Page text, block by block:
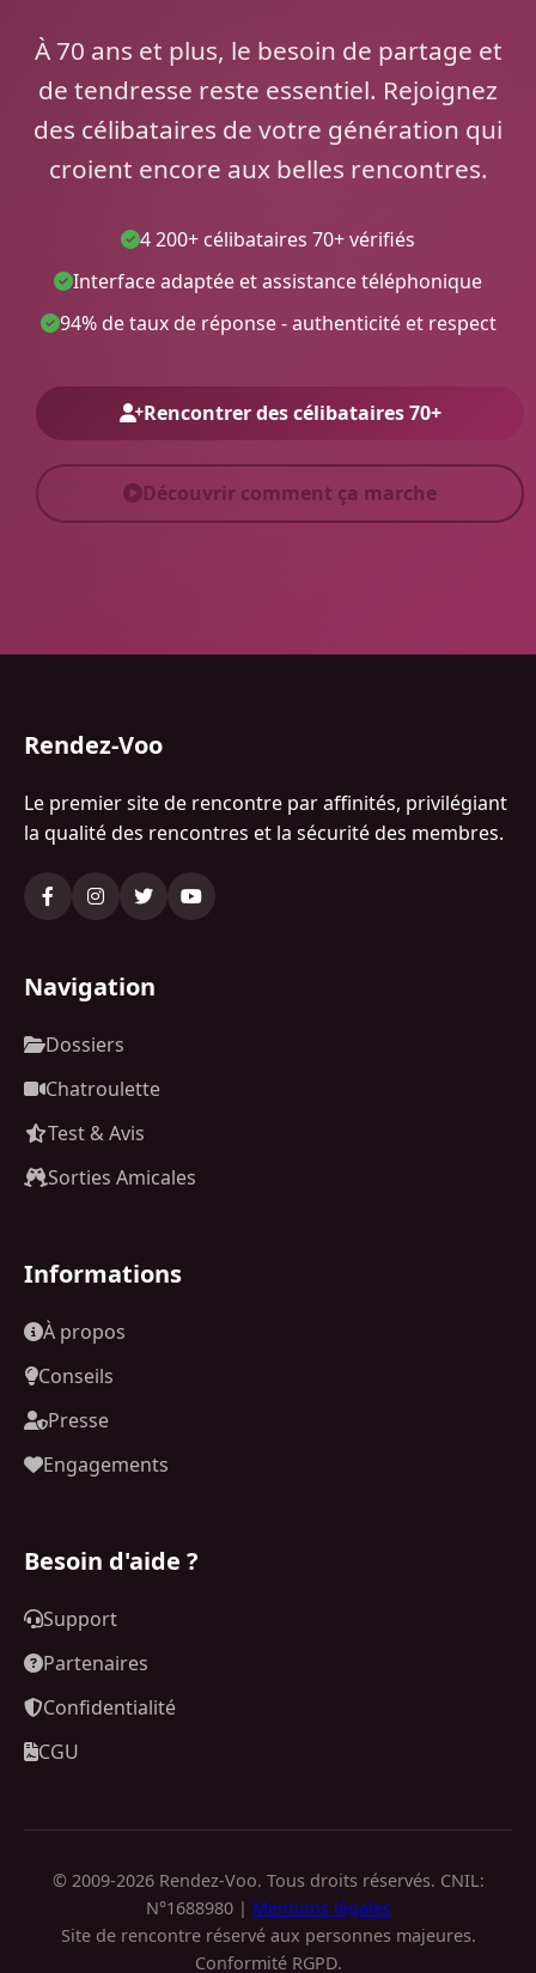
À 70 ans et plus, le besoin de partage et
de tendresse reste essentiel. Rejoignez
des célibataires de votre génération qui
croient encore aux belles rencontres.
4 200+ célibataires 70+ vérifiés
Interface adaptée et assistance téléphonique
94% de taux de réponse - authenticité et respect
Rencontrer des célibataires 70+
Découvrir comment ça marche
Rendez-Voo
Le premier site de rencontre par affinités, privilégiant
la qualité des rencontres et la sécurité des membres.
Navigation
Dossiers
Chatroulette
Test & Avis
Sorties Amicales
Informations
À propos
Conseils
Presse
Engagements
Besoin d'aide ?
Support
Partenaires
Confidentialité
CGU
© 2009-2026 Rendez-Voo. Tous droits réservés. CNIL:
N°1688980 | Mentions légales
Site de rencontre réservé aux personnes majeures.
Conformité RGPD.